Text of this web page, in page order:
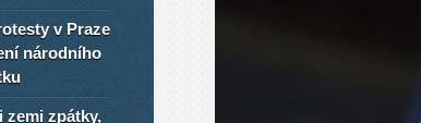
v Praze
národního
zemi zpátky,